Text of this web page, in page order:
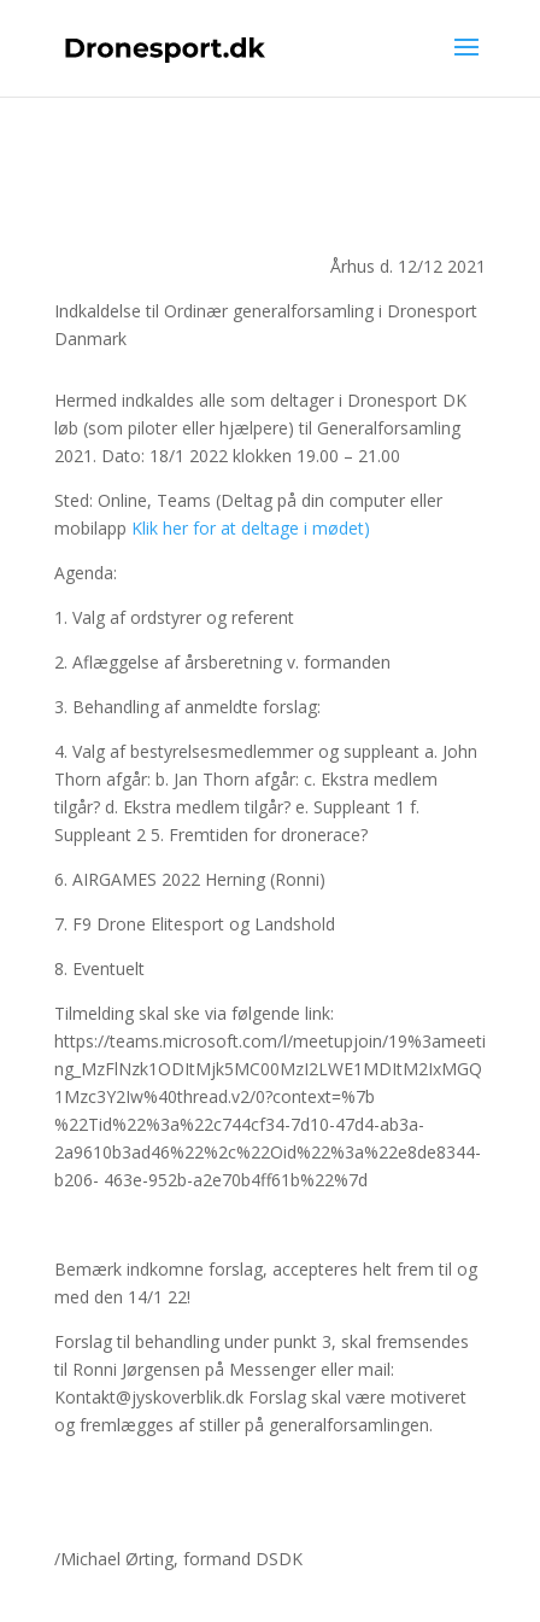
Århus d. 12/12 2021
Indkaldelse til Ordinær generalforsamling i Dronesport
Danmark
Hermed indkaldes alle som deltager i Dronesport DK
løb (som piloter eller hjælpere) til Generalforsamling
2021. Dato: 18/1 2022 klokken 19.00 – 21.00
Sted: Online, Teams (Deltag på din computer eller
mobilapp Klik her for at deltage i mødet)
Agenda:
1. Valg af ordstyrer og referent
2. Aflæggelse af årsberetning v. formanden
3. Behandling af anmeldte forslag:
4. Valg af bestyrelsesmedlemmer og suppleant a. John
Thorn afgår: b. Jan Thorn afgår: c. Ekstra medlem
tilgår? d. Ekstra medlem tilgår? e. Suppleant 1 f.
Suppleant 2 5. Fremtiden for dronerace?
6. AIRGAMES 2022 Herning (Ronni)
7. F9 Drone Elitesport og Landshold
8. Eventuelt
Tilmelding skal ske via følgende link:
https://teams.microsoft.com/l/meetupjoin/19%3ameeti
ng_MzFlNzk1ODItMjk5MC00MzI2LWE1MDItM2IxMGQ
1Mzc3Y2Iw%40thread.v2/0?context=%7b
%22Tid%22%3a%22c744cf34-7d10-47d4-ab3a-
2a9610b3ad46%22%2c%22Oid%22%3a%22e8de8344-
b206- 463e-952b-a2e70b4ff61b%22%7d
Bemærk indkomne forslag, accepteres helt frem til og
med den 14/1 22!
Forslag til behandling under punkt 3, skal fremsendes
til Ronni Jørgensen på Messenger eller mail:
Kontakt@jyskoverblik.dk Forslag skal være motiveret
og fremlægges af stiller på generalforsamlingen.
/Michael Ørting, formand DSDK